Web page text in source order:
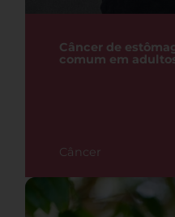
Câncer de
comum em
Câncer